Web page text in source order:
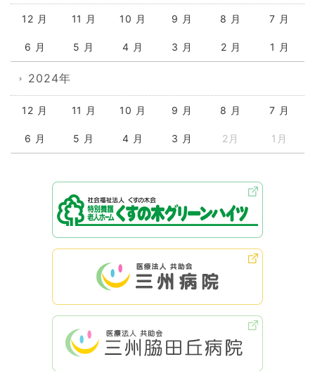
12 月 11 月 10 月 9 月 8 月 7 月
6 月 5 月 4 月 3 月 2 月 1 月
2024年
12 月 11 月 10 月 9 月 8 月 7 月
6 月 5 月 4 月 3 月 2月 1月